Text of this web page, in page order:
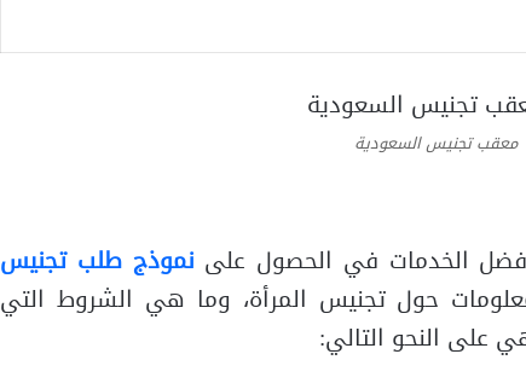
معقب تجنيس السعودية
الخدمات في الحصول على نموذج طلب تجنيس
حول تجنيس المرأة، وما هي الشروط التي
على النحو التالي: